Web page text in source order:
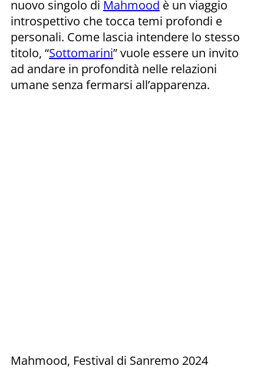
nuovo singolo di Mahmood è un viaggio
introspettivo che tocca temi profondi e
personali. Come lascia intendere lo stesso
titolo, “Sottomarini” vuole essere un invito
ad andare in profondità nelle relazioni
umane senza fermarsi all’apparenza.
Mahmood, Festival di Sanremo 2024